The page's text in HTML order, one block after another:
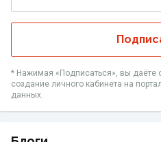
* Нажимая «‎Подписаться», вы даёте
создание личного кабинета на
данных.